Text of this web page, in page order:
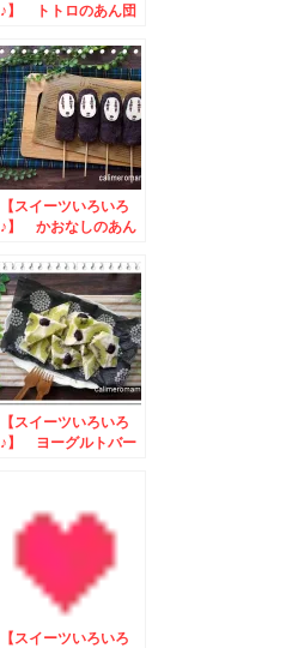
♪】 トトロのあん団
【スイーツいろいろ
♪】 かおなしのあん
【スイーツいろいろ
♪】 ヨーグルトバー
【スイーツいろいろ